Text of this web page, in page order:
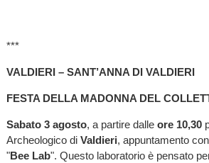
***
VALDIERI – SANT’ANNA DI VALDIERI
FESTA DELLA MADONNA DEL
Sabato 3 agosto, a partire dalle ore 10,30
Archeologico di Valdieri, appuntamento
"Bee Lab". Questo laboratorio è pensato